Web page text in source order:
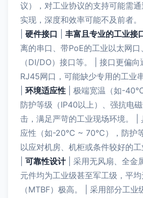
议），对工业协议的支持可能需
实现，深度和效率可能不及前者。 |
硬件接口 丰富且专业的工业接
离的串口、带PoE的工业以太网口
（DI/DO）接口等。 | 接口更偏
RJ45网口，可能缺少专用的工业
环境适应性 | 极端宽温（如-
防护等级（IP40以上）、强抗电
击，满足严苛的工业现场环境。 |
应性（如-20°C ~ 70°C），防护
以应对机房、机柜或条件较好的工
可靠性设计| 采用无风扇、全金
元件均为工业级甚至军工级，平
（MTBF）极高。 | 采用部分工业